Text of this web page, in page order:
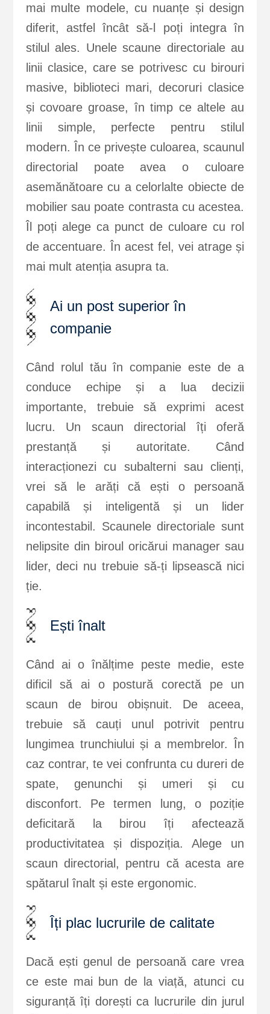
mai multe modele, cu nuanțe și design
diferit, astfel încât să-l poți integra în
stilul ales. Unele scaune directoriale au
linii clasice, care se potrivesc cu birouri
masive, biblioteci mari, decoruri clasice
și covoare groase, în timp ce altele au
linii simple, perfecte pentru stilul
modern. În ce privește culoarea, scaunul
directorial poate avea o culoare
asemănătoare cu a celorlalte obiecte de
mobilier sau poate contrasta cu acestea.
Îl poți alege ca punct de culoare cu rol
de accentuare. În acest fel, vei atrage și
mai mult atenția asupra ta.
Ai un post superior în
companie
Când rolul tău în companie este de a
conduce echipe și a lua decizii
importante, trebuie să exprimi acest
lucru. Un scaun directorial îți oferă
prestanță și autoritate. Când
interacționezi cu subalterni sau clienți,
vrei să le arăți că ești o persoană
capabilă și inteligentă și un lider
incontestabil. Scaunele directoriale sunt
nelipsite din biroul oricărui manager sau
lider, deci nu trebuie să-ți lipsească nici
ție.
Ești înalt
Când ai o înălțime peste medie, este
dificil să ai o postură corectă pe un
scaun de birou obișnuit. De aceea,
trebuie să cauți unul potrivit pentru
lungimea trunchiului și a membrelor. În
caz contrar, te vei confrunta cu dureri de
spate, genunchi și umeri și cu
disconfort. Pe termen lung, o poziție
deficitară la birou îți afectează
productivitatea și dispoziția. Alege un
scaun directorial, pentru că acesta are
spătarul înalt și este ergonomic.
Îți plac lucrurile de calitate
Dacă ești genul de persoană care vrea
ce este mai bun de la viață, atunci cu
siguranță îți dorești ca lucrurile din jurul